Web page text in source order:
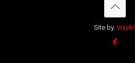
Site by.